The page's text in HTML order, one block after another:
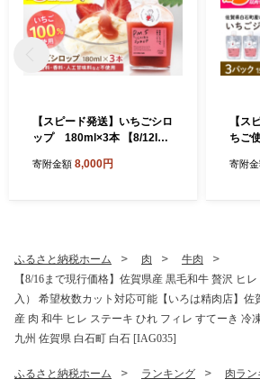
【スピード発送】いちごシロ
ップ 180ml×3本 【8/12ICH
シロップ いちご イチゴ 苺 い
寄附金額 8,000円
【ス
ちご
RM】
寄附
ふるさと納税ホーム 肉
牛肉
【8/16まで現行価格】佐賀県産 黒毛和牛 贅沢 ヒ
入） 希望枚数カット対応可能【いろは精肉店】佐
産 肉 和牛 ヒレ ステーキ ひれ フィレ すてーき 冷
九州 佐賀県 白石町 白石 [IAG035]
ふるさと納税ホーム ランキング 肉ラ